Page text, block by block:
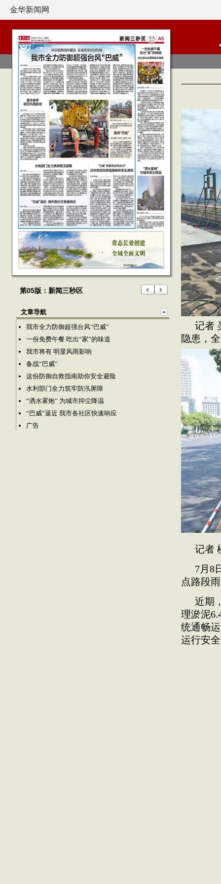
金华新闻网
第05版：新闻三秒区
文章导航
我市全力防御超强台风“巴威”
一份免费午餐 吃出“家”的味道
我市将有 明显风雨影响
备战“巴威”
这份防御自救指南助你安全避险
水利部门全力筑牢防汛屏障
“洒水雾炮” 为城市抑尘降温
“巴威”逼近 我市各社区快速响应
广告
记者
隐患，
记者
7月8
点路段
近期
理淤泥
统通畅
运行安